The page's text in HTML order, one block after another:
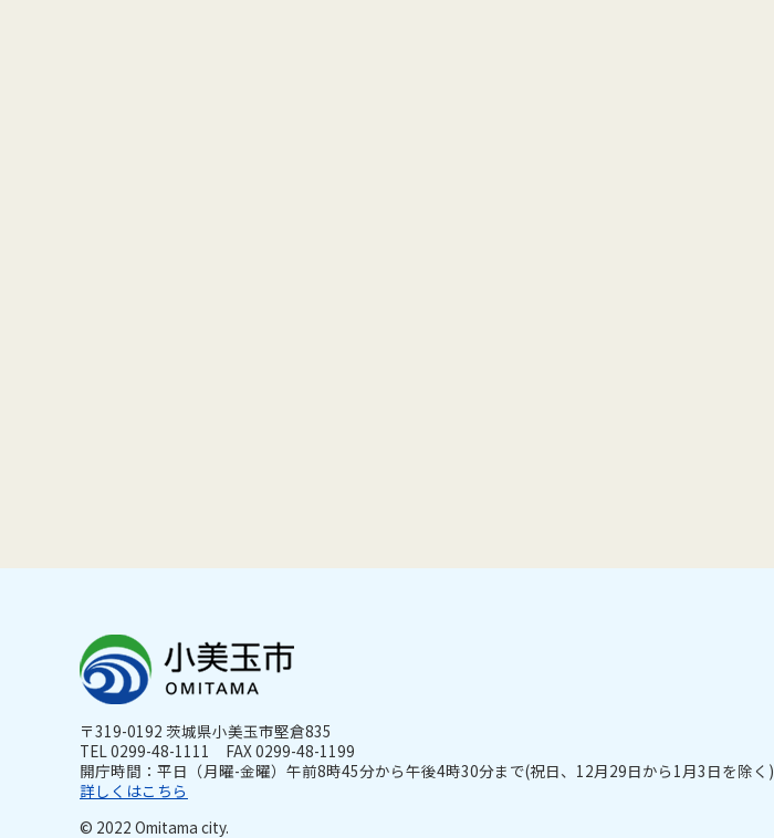
〒319-0192 茨城県小美玉市堅倉835
TEL 0299-48-1111 FAX 0299-48-1199
開庁時間：平日（月曜-金曜）午前8時45分から午後4時30分まで(祝日、12月29日から1月3日を除く)
詳しくはこちら
© 2022 Omitama city.